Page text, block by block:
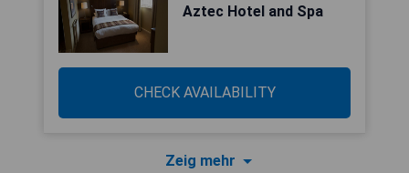
Aztec Hotel and Spa
CHECK AVAILABILITY
Zeig mehr